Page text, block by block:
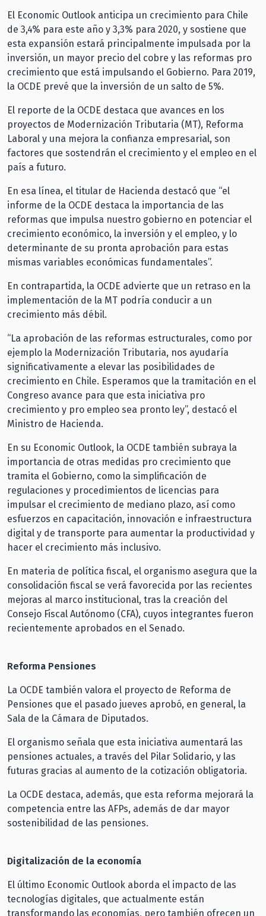
El Economic Outlook anticipa un crecimiento para Chile
de 3,4% para este año y 3,3% para 2020, y sostiene que
esta expansión estará principalmente impulsada por la
inversión, un mayor precio del cobre y las reformas pro
crecimiento que está impulsando el Gobierno. Para 2019,
la OCDE prevé que la inversión de un salto de 5%.
El reporte de la OCDE destaca que avances en los
proyectos de Modernización Tributaria (MT), Reforma
Laboral y una mejora la confianza empresarial, son
factores que sostendrán el crecimiento y el empleo en el
país a futuro.
En esa línea, el titular de Hacienda destacó que “el
informe de la OCDE destaca la importancia de las
reformas que impulsa nuestro gobierno en potenciar el
crecimiento económico, la inversión y el empleo, y lo
determinante de su pronta aprobación para estas
mismas variables económicas fundamentales”.
En contrapartida, la OCDE advierte que un retraso en la
implementación de la MT podría conducir a un
crecimiento más débil.
“La aprobación de las reformas estructurales, como por
ejemplo la Modernización Tributaria, nos ayudaría
significativamente a elevar las posibilidades de
crecimiento en Chile. Esperamos que la tramitación en el
Congreso avance para que esta iniciativa pro
crecimiento y pro empleo sea pronto ley”, destacó el
Ministro de Hacienda.
En su Economic Outlook, la OCDE también subraya la
importancia de otras medidas pro crecimiento que
tramita el Gobierno, como la simplificación de
regulaciones y procedimientos de licencias para
impulsar el crecimiento de mediano plazo, así como
esfuerzos en capacitación, innovación e infraestructura
digital y de transporte para aumentar la productividad y
hacer el crecimiento más inclusivo.
En materia de política fiscal, el organismo asegura que la
consolidación fiscal se verá favorecida por las recientes
mejoras al marco institucional, tras la creación del
Consejo Fiscal Autónomo (CFA), cuyos integrantes fueron
recientemente aprobados en el Senado.
Reforma Pensiones
La OCDE también valora el proyecto de Reforma de
Pensiones que el pasado jueves aprobó, en general, la
Sala de la Cámara de Diputados.
El organismo señala que esta iniciativa aumentará las
pensiones actuales, a través del Pilar Solidario, y las
futuras gracias al aumento de la cotización obligatoria.
La OCDE destaca, además, que esta reforma mejorará la
competencia entre las AFPs, además de dar mayor
sostenibilidad de las pensiones.
Digitalización de la economía
El último Economic Outlook aborda el impacto de las
tecnologías digitales, que actualmente están
transformando las economías, pero también ofrecen un